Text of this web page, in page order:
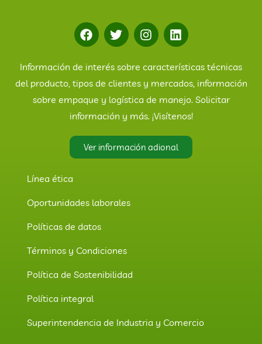
Información de interés sobre características técnicas
del producto, tipos de clientes y mercados, información
sobre empaque y logística de manejo. Solicitar
información y más. ¡Visítenos!
Ver información adional
Línea ética
Oportunidades laborales
Políticas de datos
Términos y Condiciones
Política de Sostenibilidad
Política integral
Superintendencia de Industria y Comercio